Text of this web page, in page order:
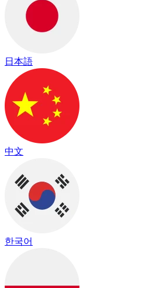
日本語
中文
한국어